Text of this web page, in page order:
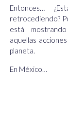
Entonces…
retrocediendo?
está
aquellas
planeta.
En México…